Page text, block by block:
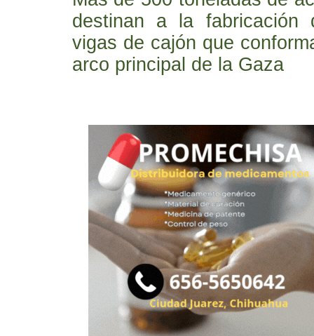
destinan a la fabricación
vigas de cajón que
arco principal de la Gaza